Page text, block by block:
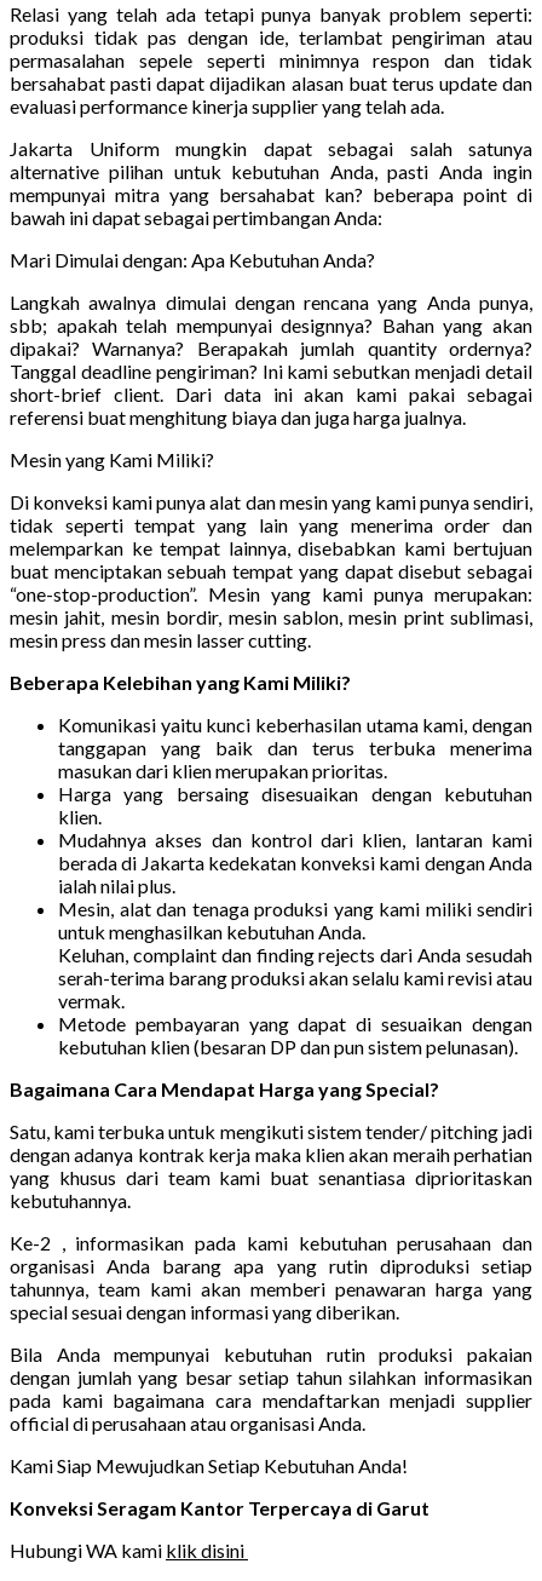
Relasi yang telah ada tetapi punya banyak problem seperti:
produksi tidak pas dengan ide, terlambat pengiriman atau
permasalahan sepele seperti minimnya respon dan tidak
bersahabat pasti dapat dijadikan alasan buat terus update dan
evaluasi performance kinerja supplier yang telah ada.
Jakarta Uniform mungkin dapat sebagai salah satunya
alternative pilihan untuk kebutuhan Anda, pasti Anda ingin
mempunyai mitra yang bersahabat kan? beberapa point di
bawah ini dapat sebagai pertimbangan Anda:
Mari Dimulai dengan: Apa Kebutuhan Anda?
Langkah awalnya dimulai dengan rencana yang Anda punya,
sbb; apakah telah mempunyai designnya? Bahan yang akan
dipakai? Warnanya? Berapakah jumlah quantity ordernya?
Tanggal deadline pengiriman? Ini kami sebutkan menjadi detail
short-brief client. Dari data ini akan kami pakai sebagai
referensi buat menghitung biaya dan juga harga jualnya.
Mesin yang Kami Miliki?
Di konveksi kami punya alat dan mesin yang kami punya sendiri,
tidak seperti tempat yang lain yang menerima order dan
melemparkan ke tempat lainnya, disebabkan kami bertujuan
buat menciptakan sebuah tempat yang dapat disebut sebagai
“one-stop-production”. Mesin yang kami punya merupakan:
mesin jahit, mesin bordir, mesin sablon, mesin print sublimasi,
mesin press dan mesin lasser cutting.
Beberapa Kelebihan yang Kami Miliki?
Komunikasi yaitu kunci keberhasilan utama kami, dengan
tanggapan yang baik dan terus terbuka menerima
masukan dari klien merupakan prioritas.
Harga yang bersaing disesuaikan dengan kebutuhan
klien.
Mudahnya akses dan kontrol dari klien, lantaran kami
berada di Jakarta kedekatan konveksi kami dengan Anda
ialah nilai plus.
Mesin, alat dan tenaga produksi yang kami miliki sendiri
untuk menghasilkan kebutuhan Anda.
Keluhan, complaint dan finding rejects dari Anda sesudah
serah-terima barang produksi akan selalu kami revisi atau
vermak.
Metode pembayaran yang dapat di sesuaikan dengan
kebutuhan klien (besaran DP dan pun sistem pelunasan).
Bagaimana Cara Mendapat Harga yang Special?
Satu, kami terbuka untuk mengikuti sistem tender/ pitching jadi
dengan adanya kontrak kerja maka klien akan meraih perhatian
yang khusus dari team kami buat senantiasa diprioritaskan
kebutuhannya.
Ke-2 , informasikan pada kami kebutuhan perusahaan dan
organisasi Anda barang apa yang rutin diproduksi setiap
tahunnya, team kami akan memberi penawaran harga yang
special sesuai dengan informasi yang diberikan.
Bila Anda mempunyai kebutuhan rutin produksi pakaian
dengan jumlah yang besar setiap tahun silahkan informasikan
pada kami bagaimana cara mendaftarkan menjadi supplier
official di perusahaan atau organisasi Anda.
Kami Siap Mewujudkan Setiap Kebutuhan Anda!
Konveksi Seragam Kantor Terpercaya di Garut
Hubungi WA kami klik disini